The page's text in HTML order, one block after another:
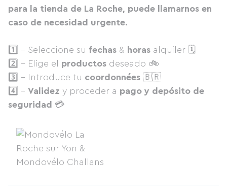
para la tienda de La Roche, puede llamarnos en
caso de necesidad urgente.
1️⃣ - Seleccione su fechas & horas alquiler 🗓
2️⃣ - Elige el productos deseado 🚲
3️⃣ - Introduce tu coordonnées 🇧🇷
4️⃣ - Validez y proceder a pago y depósito de
seguridad 💳